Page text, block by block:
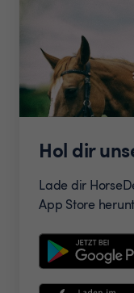
Hol dir
Lade dir
App Store